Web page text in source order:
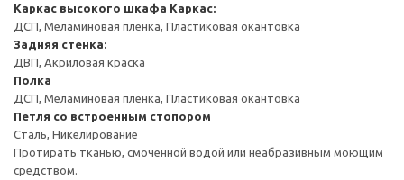
Каркас высокого шкафа Каркас:
ДСП, Меламиновая пленка, Пластиковая окантовка
Задняя стенка:
ДВП, Акриловая краска
Полка
ДСП, Меламиновая пленка, Пластиковая окантовка
Петля со встроенным стопором
Сталь, Никелирование
Протирать тканью, смоченной водой или неабразивным моющим
средством.